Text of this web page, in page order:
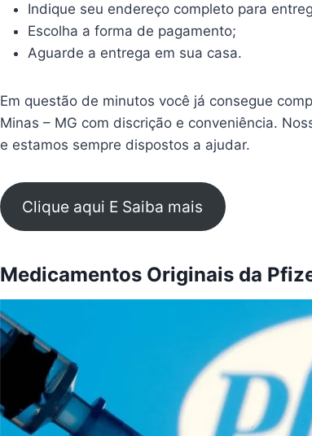
Indique seu endereço completo para
Escolha a forma de pagamento;
Aguarde a entrega em sua casa.
Em questão de minutos você já consegue
Minas – MG com discrição e conveniência.
e estamos sempre dispostos a ajudar.
Clique aqui E Saiba mais
Medicamentos Originais da